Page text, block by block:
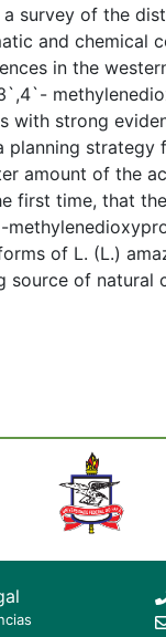
a survey of the
and chemical
in the
with strong
planning
amount of the
first time, that
of L. (L.)
source of